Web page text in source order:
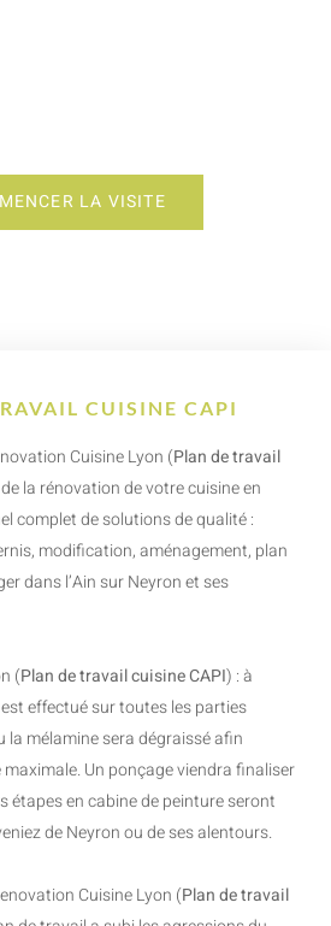
LA VISITE
CUISINE CAPI
Cuisine Lyon (Plan de travail
de la rénovation de votre cuisine en
complet de solutions de qualité :
modification, aménagement, plan
dans l’Ain sur Neyron et ses
(Plan de travail cuisine CAPI) : à
est effectué sur toutes les parties
la mélamine sera dégraissé afin
Un ponçage viendra finaliser
étapes en cabine de peinture seront
de Neyron ou de ses alentours.
Cuisine Lyon (Plan de travail